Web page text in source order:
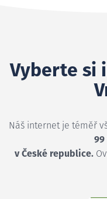
Vyberte si
Náš internet je téměř
99
v České republice.